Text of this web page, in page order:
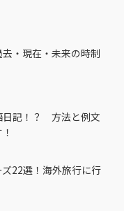
・現在・未来の時制
日記！？ 方法と例文
22選！海外旅行に行